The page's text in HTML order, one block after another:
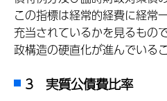
この指標は経常的経費に経常
充当されているかを見るもの
政構造の硬直化が進んでいる
3 実質公債費比率